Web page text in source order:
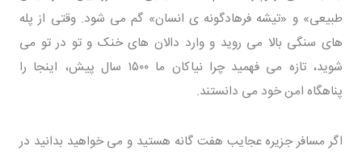
طبیعی» و «تیشه فرهادگونه ی انسان» گم می شود. وقتی از پله
های سنگی بالا می روید و وارد دالان های خنک و تو در تو می
شوید، تازه می فهمید چرا نیاکان ما ۱۵۰۰ سال پیش، اینجا را
پناهگاه امن خود می دانستند.
اگر مسافر جزیره عجایب هفت گانه هستید و می خواهید بدانید در